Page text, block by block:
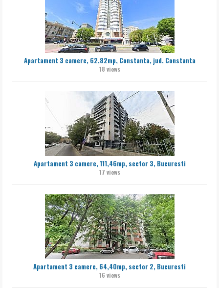
Apartament 3 camere, 62,82mp, Constanta, jud. Constanta
18 views
Apartament 3 camere, 111,46mp, sector 3, Bucuresti
17 views
Apartament 3 camere, 64,40mp, sector 2, Bucuresti
16 views